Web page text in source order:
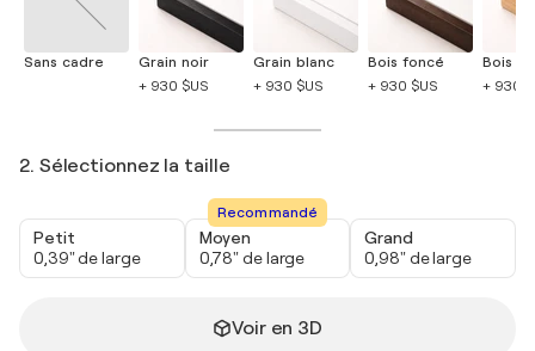
Sans cadre
Grain noir
+ 930 $US
Grain blanc
+ 930 $US
Bois foncé
+ 930 $US
Bois
+ 930
2. Sélectionnez la taille
Petit
0,39" de large
Recommandé
Moyen
0,78" de large
Grand
0,98" de large
Voir en 3D